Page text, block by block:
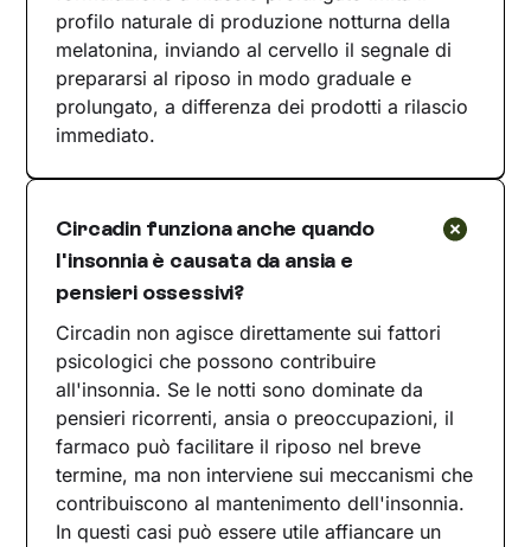
profilo naturale di produzione notturna della
melatonina, inviando al cervello il segnale di
prepararsi al riposo in modo graduale e
prolungato, a differenza dei prodotti a rilascio
immediato.
Circadin funziona anche quando
l'insonnia è causata da ansia e
pensieri ossessivi?
Circadin non agisce direttamente sui fattori
psicologici che possono contribuire
all'insonnia. Se le notti sono dominate da
pensieri ricorrenti, ansia o preoccupazioni, il
farmaco può facilitare il riposo nel breve
termine, ma non interviene sui meccanismi che
contribuiscono al mantenimento dell'insonnia.
In questi casi può essere utile affiancare un